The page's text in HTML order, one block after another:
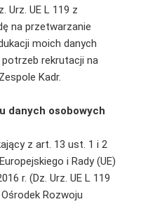
Urz. UE L 119 z
na przetwarzanie
moich danych
rekrutacji na
Kadr.
danych osobowych
z art. 13 ust. 1 i 2
i Rady (UE)
r. (Dz. Urz. UE L 119
Ośrodek Rozwoju